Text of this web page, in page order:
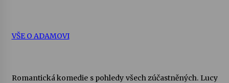
VŠE O ADAMOVI
Romantická komedie s pohledy všech zúčastněných. Lucy